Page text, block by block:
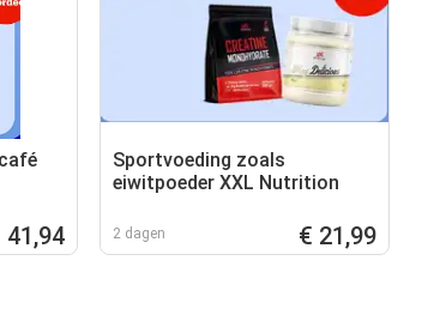
41,94
Sportvoeding zoals
eiwitpoeder XXL Nutrition
2 dagen € 21,99